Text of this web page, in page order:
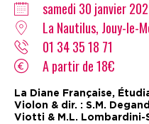
samedi 30 janvier
La Nautilus, Jouy-le-
01 34 35 18 71
A partir de 18€
La Diane Française,
Violon & dir. : S.M.
Viotti & M.L. Lombardini-